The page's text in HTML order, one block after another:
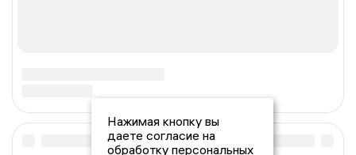
Нажимая кнопку вы
даете согласие на
обработку персональных